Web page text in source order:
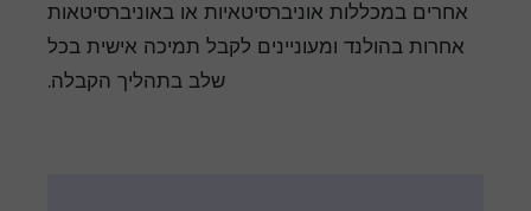
אחרים במכללות אוניברסיטאיות או באוניברסיטאות
אחרות בהולנד ומעוניינים לקבל תמיכה אישית בכל
שלב בתהליך הקבלה.